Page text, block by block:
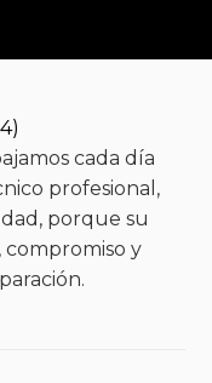
cada día
profesional,
porque su
y